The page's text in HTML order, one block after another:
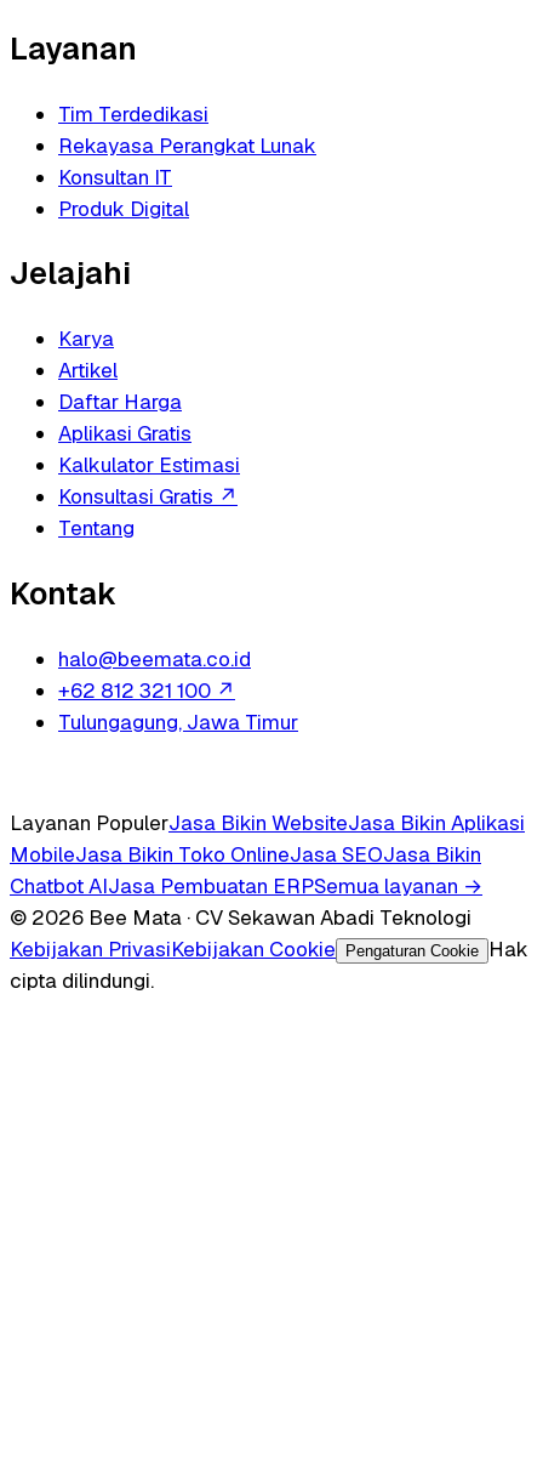
Layanan
Tim Terdedikasi
Rekayasa Perangkat Lunak
Konsultan IT
Produk Digital
Jelajahi
Karya
Artikel
Daftar Harga
Aplikasi Gratis
Kalkulator Estimasi
Konsultasi Gratis ↗
Tentang
Kontak
halo@beemata.co.id
+62 812 321 100 ↗
Tulungagung, Jawa Timur
Layanan PopulerJasa Bikin WebsiteJasa Bikin Aplikasi
MobileJasa Bikin Toko OnlineJasa SEOJasa Bikin
Chatbot AIJasa Pembuatan ERPSemua layanan →
© 2026 Bee Mata · CV Sekawan Abadi Teknologi
Kebijakan PrivasiKebijakan Cookie Pengaturan Cookie
Hak
cipta dilindungi.